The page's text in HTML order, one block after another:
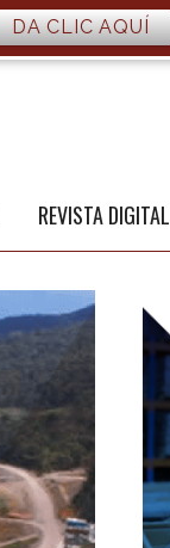
REVISTA DIGITAL
DA CLIC AQUÍ